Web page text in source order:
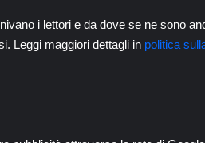
i lettori e da dove se ne sono
Leggi maggiori dettagli in politica